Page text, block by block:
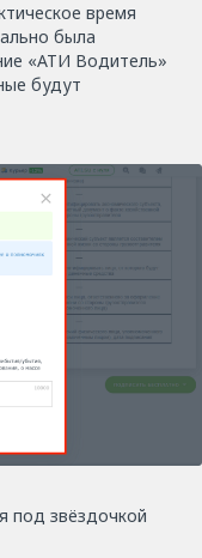
время
была
«АТИ Водитель»
будут
под звёздочкой